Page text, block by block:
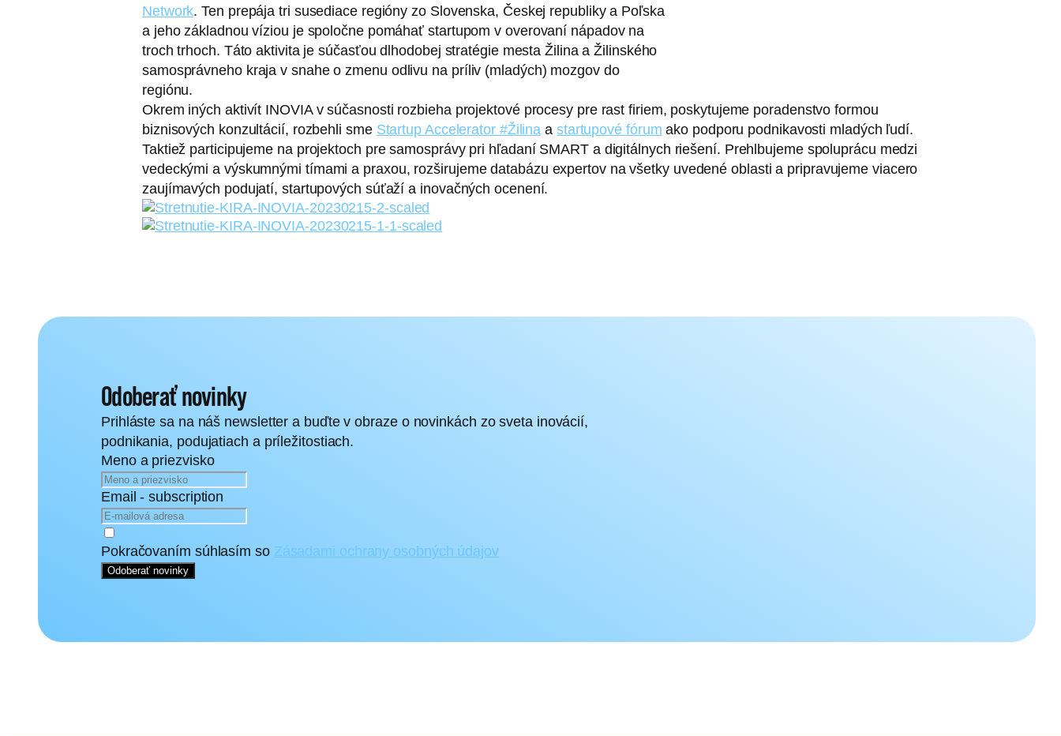
Network. Ten prepája tri susediace regióny zo Slovenska, Českej republiky a Poľska
a jeho základnou víziou je spoločne pomáhať startupom v overovaní nápadov na
troch trhoch. Táto aktivita je súčasťou dlhodobej stratégie mesta Žilina a Žilinského
samosprávneho kraja v snahe o zmenu odlivu na príliv (mladých) mozgov do
regiónu.
Okrem iných aktivít INOVIA v súčasnosti rozbieha projektové procesy pre rast firiem, poskytujeme poradenstvo formou
biznisových konzultácií, rozbehli sme Startup Accelerator #Žilina a startupové fórum ako podporu podnikavosti mladých ľudí.
Taktiež participujeme na projektoch pre samosprávy pri hľadaní SMART a digitálnych riešení. Prehlbujeme spoluprácu medzi
vedeckými a výskumnými tímami a praxou, rozširujeme databázu expertov na všetky uvedené oblasti a pripravujeme viacero
zaujímavých podujatí, startupových súťaží a inovačných ocenení.
Odoberať novinky
Prihláste sa na náš newsletter a buďte v obraze o novinkách zo sveta inovácií,
podnikania, podujatiach a príležitostiach.
Meno a priezvisko
Email - subscription
Pokračovaním súhlasím so Zásadami ochrany osobných údajov
Odoberať novinky